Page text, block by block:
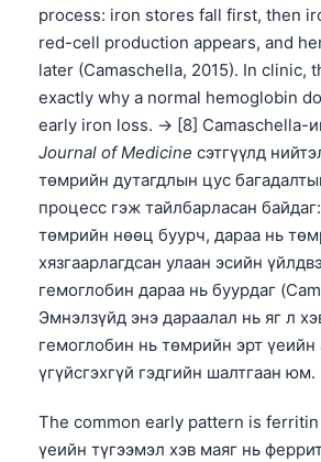
process: iron stores fall first, then
red-cell production appears, and
later (Camaschella, 2015). In clinic,
exactly why a normal hemoglobin
early iron loss. → [8] Camaschella-
Journal of Medicine сэтгүүлд
төмрийн дутагдлын цус
процесс гэж тайлбарласан
төмрийн нөөц буурч, дараа нь
хязгаарлагдсан улаан эсийн
гемоглобин дараа нь буурдаг
Эмнэлзүйд энэ дараалал нь яг л
гемоглобин нь төмрийн эрт үеийн
үгүйсгэхгүй гэдгийн шалтгаан юм.
The common early pattern is
үеийн түгээмэл хэв маяг нь
Basa Jawa
ئۇيغۇرچە
Татар теле
Беларуская мова
Esperanto
Frysk
Ślōnskŏ gŏdka
Norsk bokmål